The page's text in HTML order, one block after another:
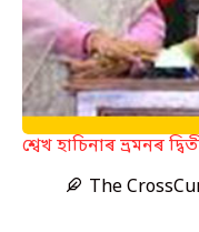
শ্বেখ হাচিনাৰ ভ্ৰমনৰ
The